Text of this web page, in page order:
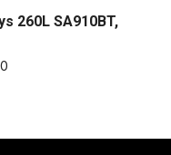
260L SA910BT,